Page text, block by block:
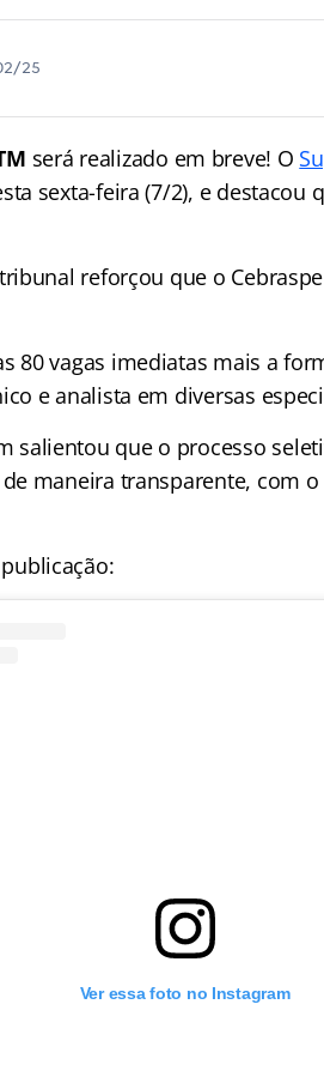
25
será realizado em breve! O
sexta-feira (7/2), e destacou
reforçou que o
80 vagas imediatas mais a
e analista em diversas
salientou que o processo
maneira transparente, com
Ver essa foto no Instagram